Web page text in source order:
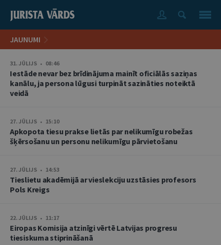
JAUNUMI
31. JŪLIJS • 08:46
Iestāde nevar bez brīdinājuma mainīt oficiālās saziņas
kanālu, ja persona lūgusi turpināt sazināties noteiktā
veidā
27. JŪLIJS • 15:10
Apkopota tiesu prakse lietās par nelikumīgu robežas
šķērsošanu un personu nelikumīgu pārvietošanu
27. JŪLIJS • 14:53
Tieslietu akadēmijā ar vieslekciju uzstāsies profesors
Pols Kreigs
22. JŪLIJS • 11:17
Eiropas Komisija atzinīgi vērtē Latvijas progresu
tiesiskuma stiprināšanā